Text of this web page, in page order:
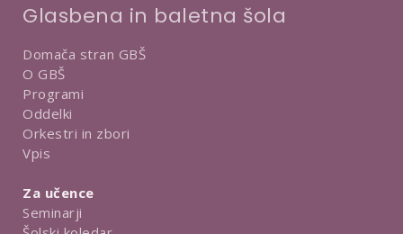
Glasbena in baletna šola
Domača stran GBŠ
O GBŠ
Programi
Oddelki
Orkestri in zbori
Vpis
Za učence
Seminarji